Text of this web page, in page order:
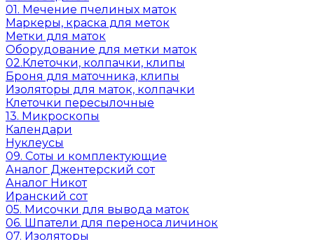
01. Мечение пчелиных маток
Маркеры, краска для меток
Метки для маток
Оборудование для метки маток
02.Клеточки, колпачки, клипы
Броня для маточника, клипы
Изоляторы для маток, колпачки
Клеточки пересылочные
13. Микроскопы
Календари
Нуклеусы
09. Соты и комплектующие
Аналог Джентерский сот
Аналог Никот
Иранский сот
05. Мисочки для вывода маток
06. Шпатели для переноса личинок
07. Изоляторы